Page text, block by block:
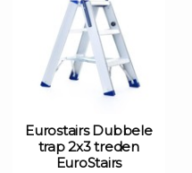
Eurostairs Dubbele
trap 2x3 treden
EuroStairs